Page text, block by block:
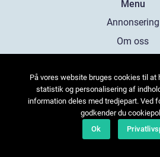
Menu
Annonsering
Om oss
Kontakta oss
Sitemap
På vores website bruges cookies til at
statistik og personalisering af
information deles med tredjepart. Ved
godkender du
Ok